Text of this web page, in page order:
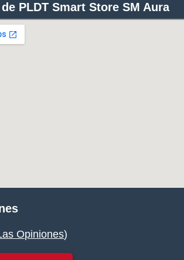
PLDT Smart Store SM Aura
Opiniones)